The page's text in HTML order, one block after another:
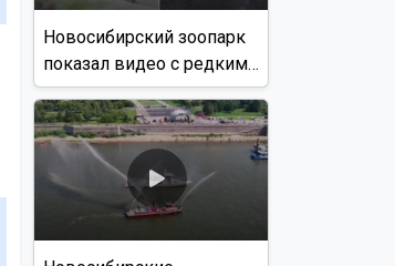
Новосибирский зоопарк
показал видео с редким
виверровым котом